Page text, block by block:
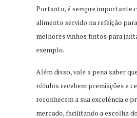
Portanto, é sempre importante
alimento servido na refeição
melhores vinhos tintos para
exemplo.
Além disso, vale a pena saber
rótulos recebem premiações e
reconhecem a sua excelência e
mercado, facilitando a escolha